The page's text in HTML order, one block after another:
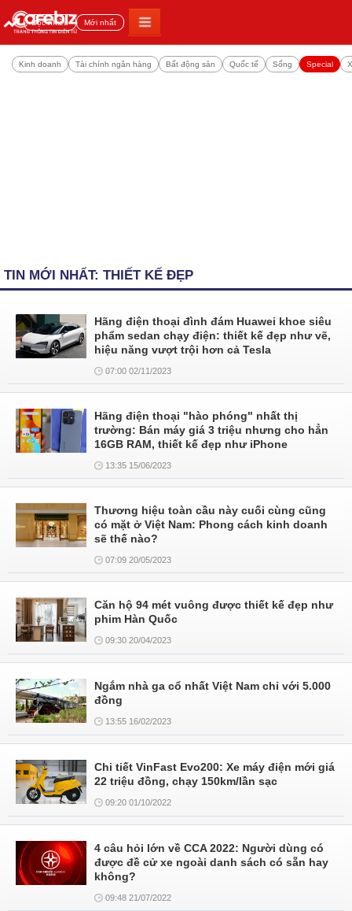
Đọc nhiều Mới nhất
Kinh doanh Tài chính ngân hàng Bất động sản Quốc tế Sống Special
TIN MỚI NHẤT: THIẾT KẾ ĐẸP
Hãng điện thoại đình đám Huawei khoe siêu
phẩm sedan chạy điện: thiết kế đẹp như vẽ,
hiệu năng vượt trội hơn cả Tesla
07:00 02/11/2023
Hãng điện thoại "hào phóng" nhất thị
trường: Bán máy giá 3 triệu nhưng cho hẳn
16GB RAM, thiết kế đẹp như iPhone
13:35 15/06/2023
Thương hiệu toàn cầu này cuối cùng cũng
có mặt ở Việt Nam: Phong cách kinh doanh
sẽ thế nào?
07:09 20/05/2023
Căn hộ 94 mét vuông được thiết kế đẹp như
phim Hàn Quốc
09:30 20/04/2023
Ngắm nhà ga cổ nhất Việt Nam chỉ với 5.000
đồng
13:55 16/02/2023
Chi tiết VinFast Evo200: Xe máy điện mới giá
22 triệu đồng, chạy 150km/lần sạc
09:20 01/10/2022
4 câu hỏi lớn về CCA 2022: Người dùng có
được đề cử xe ngoài danh sách có sẵn hay
không?
09:48 21/07/2022